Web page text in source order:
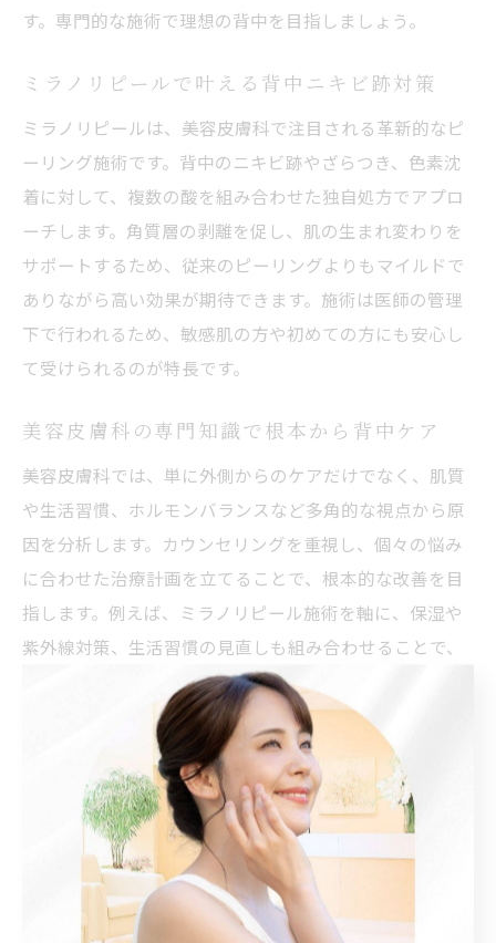
す。専門的な施術で理想の背中を目指しましょう。
ミラノリピールで叶える背中ニキビ跡対策
ミラノリピールは、美容皮膚科で注目される革新的なピ
ーリング施術です。背中のニキビ跡やざらつき、色素沈
着に対して、複数の酸を組み合わせた独自処方でアプロ
ーチします。角質層の剥離を促し、肌の生まれ変わりを
サポートするため、従来のピーリングよりもマイルドで
ありながら高い効果が期待できます。施術は医師の管理
下で行われるため、敏感肌の方や初めての方にも安心し
て受けられるのが特長です。
美容皮膚科の専門知識で根本から背中ケア
美容皮膚科では、単に外側からのケアだけでなく、肌質
や生活習慣、ホルモンバランスなど多角的な視点から原
因を分析します。カウンセリングを重視し、個々の悩み
に合わせた治療計画を立てることで、根本的な改善を目
指します。例えば、ミラノリピール施術を軸に、保湿や
紫外線対策、生活習慣の見直しも組み合わせることで、
再発を予防しながら持続的な美しい背中を実現します。
背中の色素沈着や黒ずみにも美容皮膚科が有
背中の色素沈着や黒ずみは、摩擦や紫外線、炎症後の色
素沈着が原因となることが多いです。美容皮膚科では、
ミラノリピールなどのピーリング施術でメラニンの排出
を促し、肌本来の明るさを取り戻すサポートを行いま